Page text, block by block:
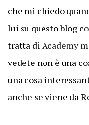
che mi chiedo
lui su questo blog
tratta di Academy
vedete non è una
una cosa
anche se viene da